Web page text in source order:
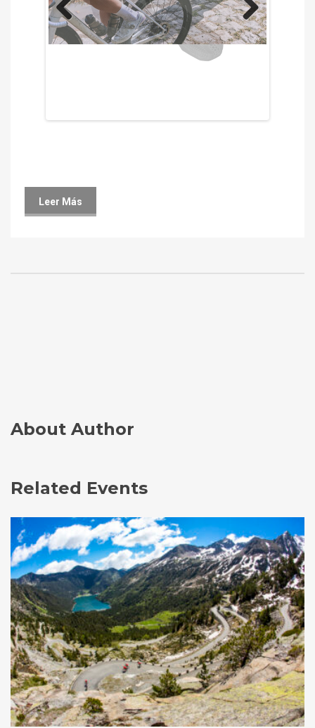
Related Events
PIRINEOS: Saint Lary-Irú...